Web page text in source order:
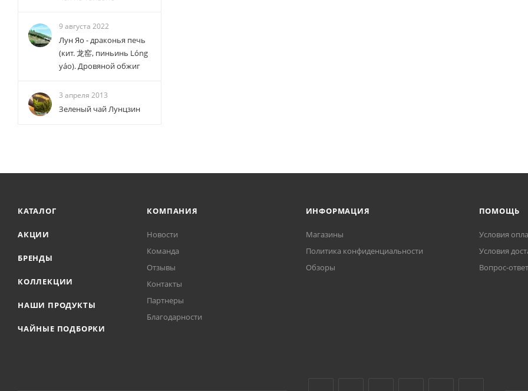
9 августа 2022
Лун Яо - драконья печь
(кит. 龙窑, пиньинь Lóng
yáo). Дровяной обжиг
3 апреля 2013
Зеленый чай Лунцзин
КАТАЛОГ
АКЦИИ
БРЕНДЫ
КОЛЛЕКЦИИ
НАШИ ПРОДУКТЫ
ЧАЙНЫЕ ПОДБОРКИ
КОМПАНИЯ
Новости
Команда
Отзывы
Контакты
Партнеры
Благодарности
ИНФОРМАЦИЯ
Магазины
Политика конфиденциальности
Обзоры
ПОМОЩЬ
Условия
Условия
Вопрос-ответ